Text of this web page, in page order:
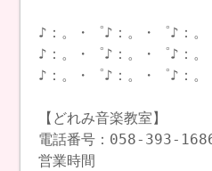
♪：。・゜♪：。・゜♪：。
♪：。・゜♪：。・゜♪：。
♪：。・゜♪：。・゜♪：。
【どれみ音楽教室】
電話番号：058-393-
営業時間